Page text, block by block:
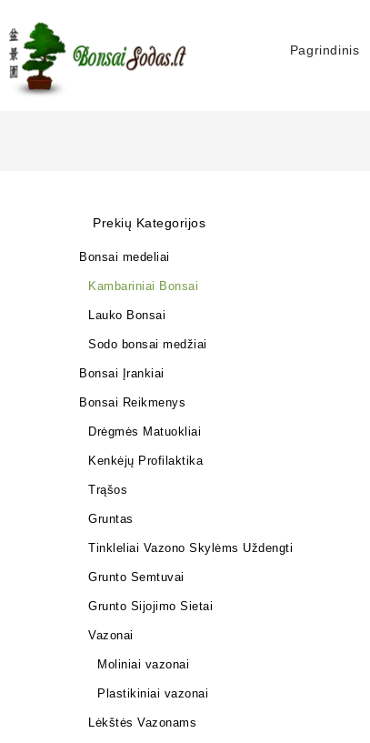
Pagrindinis
Prekių Kategorijos
Bonsai medeliai
Kambariniai Bonsai
Lauko Bonsai
Sodo bonsai medžiai
Bonsai Įrankiai
Bonsai Reikmenys
Drėgmės Matuokliai
Kenkėjų Profilaktika
Trąšos
Gruntas
Tinkleliai Vazono Skylėms Uždengti
Grunto Semtuvai
Grunto Sijojimo Sietai
Vazonai
Moliniai vazonai
Plastikiniai vazonai
Lėkštės Vazonams